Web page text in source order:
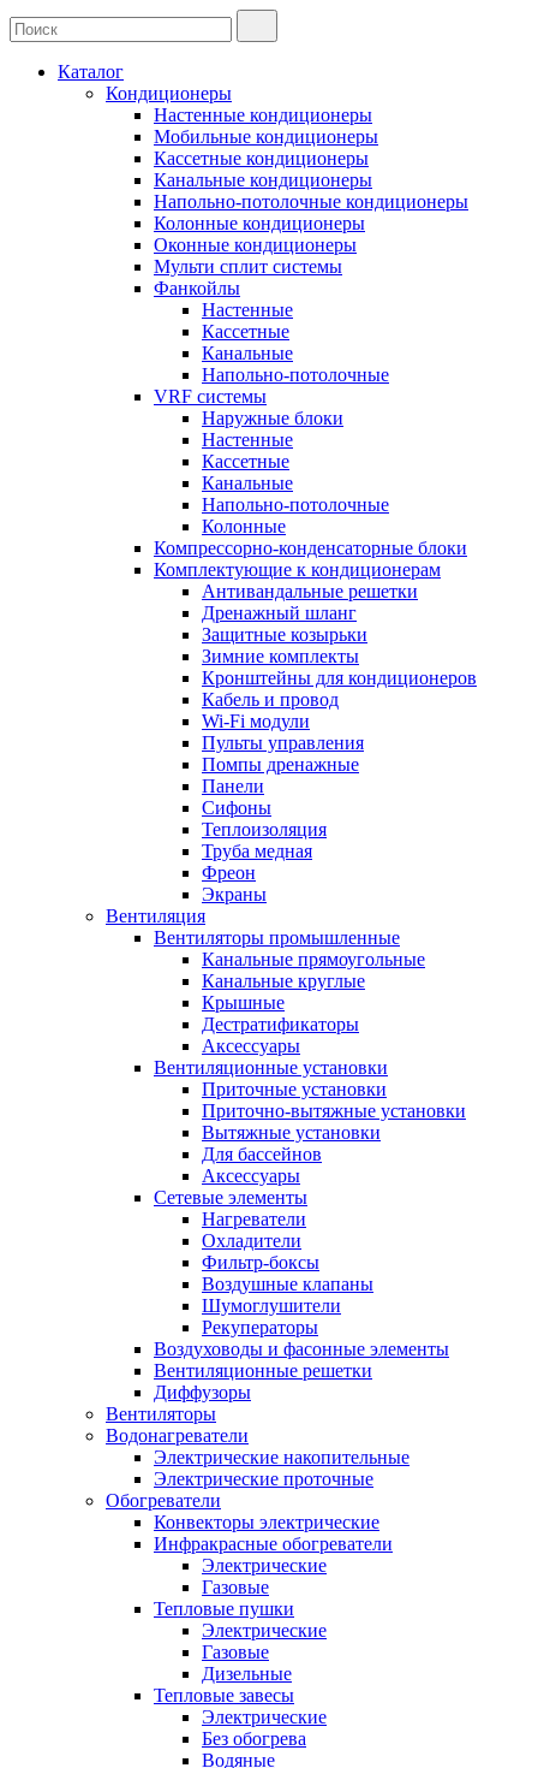
Каталог
Кондиционеры
Настенные кондиционеры
Мобильные кондиционеры
Кассетные кондиционеры
Канальные кондиционеры
Напольно-потолочные кондиционеры
Колонные кондиционеры
Оконные кондиционеры
Мульти сплит системы
Фанкойлы
Настенные
Кассетные
Канальные
Напольно-потолочные
VRF системы
Наружные блоки
Настенные
Кассетные
Канальные
Напольно-потолочные
Колонные
Компрессорно-конденсаторные блоки
Комплектующие к кондиционерам
Антивандальные решетки
Дренажный шланг
Защитные козырьки
Зимние комплекты
Кронштейны для кондиционеров
Кабель и провод
Wi-Fi модули
Пульты управления
Помпы дренажные
Панели
Сифоны
Теплоизоляция
Труба медная
Фреон
Экраны
Вентиляция
Вентиляторы промышленные
Канальные прямоугольные
Канальные круглые
Крышные
Дестратификаторы
Аксессуары
Вентиляционные установки
Приточные установки
Приточно-вытяжные установки
Вытяжные установки
Для бассейнов
Аксессуары
Сетевые элементы
Нагреватели
Охладители
Фильтр-боксы
Воздушные клапаны
Шумоглушители
Рекуператоры
Воздуховоды и фасонные элементы
Вентиляционные решетки
Диффузоры
Вентиляторы
Водонагреватели
Электрические накопительные
Электрические проточные
Обогреватели
Конвекторы электрические
Инфракрасные обогреватели
Электрические
Газовые
Тепловые пушки
Электрические
Газовые
Дизельные
Тепловые завесы
Электрические
Без обогрева
Водяные